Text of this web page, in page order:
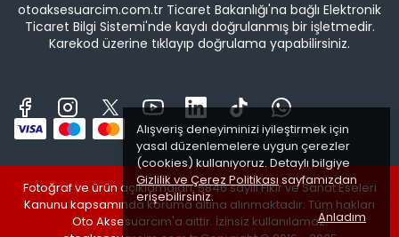
Alışveriş deneyiminizi iyileştirmek için
yasal düzenlemelere uygun çerezler
(cookies) kullanıyoruz. Detaylı bilgiye
Gizlilik ve Çerez Politikası sayfamızdan
erişebilirsiniz.
Anladım
otoaksesuarcim.com.tr Ticaret Bakanlığı'na bağlı Elektronik
Ticaret Bilgi Sistemi'nde kaydı doğrulanmış bir işletmedir.
Karekod üzerine tıklayıp doğrulama yapabilirsiniz.
Fotoğraf ve ürün açıklamaları, 5846 sayılı Fikir ve Sanat Eseleri
Kanunu kapsamında koruma altına alınmaktadır. Tüm hakları
Oto Aksesuarcım'a aittir. İzinsiz kullanılamaz.